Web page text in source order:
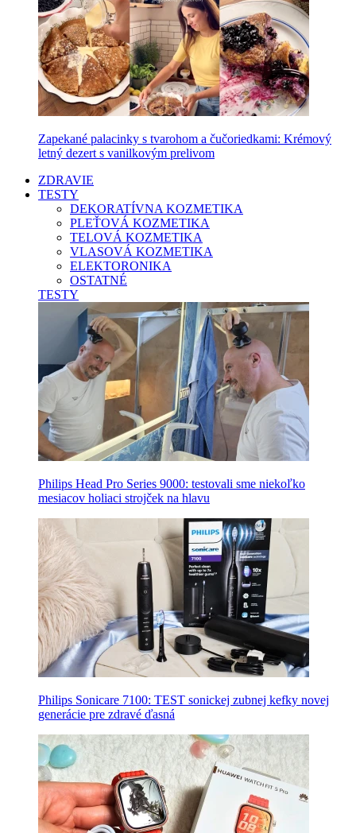
Zapekané palacinky s tvarohom a čučoriedkami: Krémový
letný dezert s vanilkovým prelivom
ZDRAVIE
TESTY
DEKORATÍVNA KOZMETIKA
PLEŤOVÁ KOZMETIKA
TELOVÁ KOZMETIKA
VLASOVÁ KOZMETIKA
ELEKTORONIKA
OSTATNÉ
TESTY
Philips Head Pro Series 9000: testovali sme niekoľko
mesiacov holiaci strojček na hlavu
Philips Sonicare 7100: TEST sonickej zubnej kefky novej
generácie pre zdravé ďasná